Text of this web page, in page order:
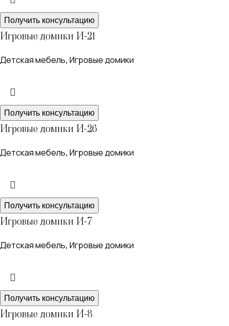
Получить консультацию
Игровые домики И-21
Детская мебель, Игровые домики
Получить консультацию
Игровые домики И-26
Детская мебель, Игровые домики
Получить консультацию
Игровые домики И-7
Детская мебель, Игровые домики
Получить консультацию
Игровые домики И-8